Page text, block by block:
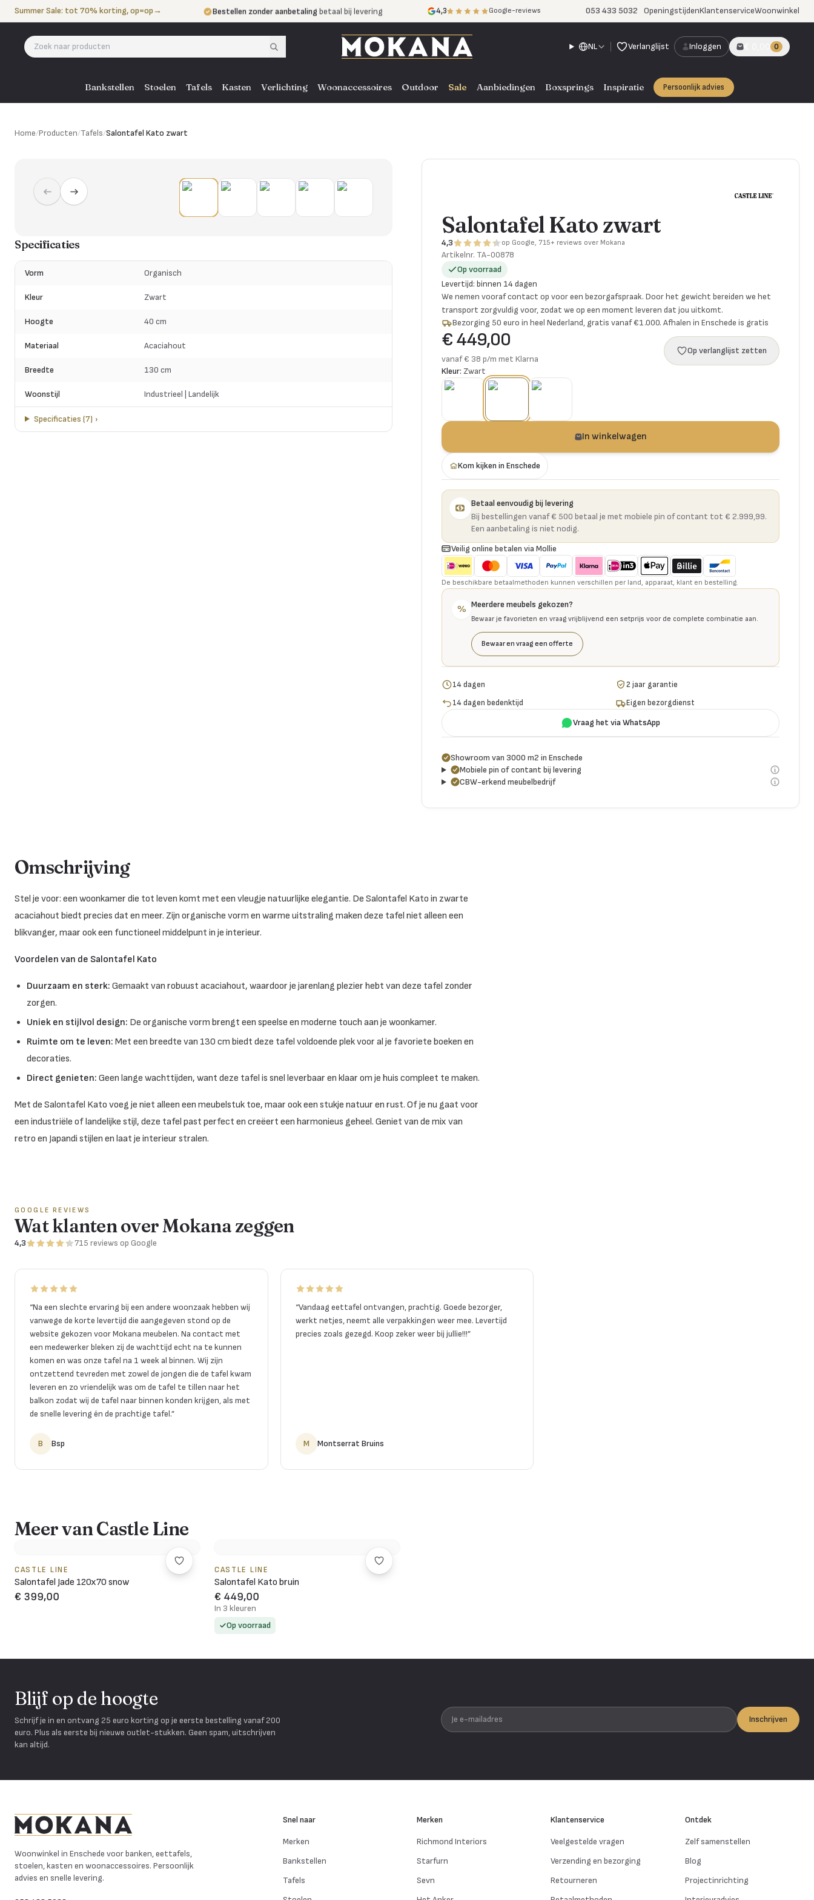
Naar de inhoud
Summer Sale: tot 70% korting, op=op→ Bestellen zonder aanbetaling betaal bij levering
Eigen bezorgdienst door heel NL, BE en DE
4,3 Google-reviews 053 433 5032 OpeningstijdenKlantenserviceWoonwinkel
NL Verlanglijst Inloggen € 0,00 0
Bankstellen Stoelen Tafels Kasten Verlichting Woonaccessoires Outdoor Sale Aanbiedingen Boxsprings Inspiratie Persoonlijk advies
Home/Producten/Tafels/Salontafel Kato zwart
Specificaties
Vorm Organisch
Kleur Zwart
Hoogte 40 cm
Materiaal Acaciahout
Breedte 130 cm
Woonstijl Industrieel | Landelijk
Specificaties (7) ›
Salontafel Kato zwart
4,3 op Google, 715+ reviews over Mokana
Artikelnr. TA-00878
Op voorraad
Levertijd: binnen 14 dagen
We nemen vooraf contact op voor een bezorgafspraak. Door het gewicht bereiden we het
transport zorgvuldig voor, zodat we op een moment leveren dat jou uitkomt.
Bezorging 50 euro in heel Nederland, gratis vanaf €1.000. Afhalen in Enschede is gratis
€ 449,00
vanaf € 38 p/m met Klarna
Op verlanglijst zetten
Kleur: Zwart
In winkelwagen
Kom kijken in Enschede
Betaal eenvoudig bij levering
Bij bestellingen vanaf € 500 betaal je met mobiele pin of contant tot € 2.999,99.
Een aanbetaling is niet nodig.
Veilig online betalen via Mollie
De beschikbare betaalmethoden kunnen verschillen per land, apparaat, klant en bestelling.
% Meerdere meubels gekozen?
Bewaar je favorieten en vraag vrijblijvend een setprijs voor de complete combinatie aan.
Bewaar en vraag een offerte
14 dagen
2 jaar garantie
14 dagen bedenktijd
Eigen bezorgdienst
Vraag het via WhatsApp
Showroom van 3000 m2 in Enschede
Mobiele pin of contant bij levering
CBW-erkend meubelbedrijf
Omschrijving
Stel je voor: een woonkamer die tot leven komt met een vleugje natuurlijke elegantie. De Salontafel Kato in zwarte
acaciahout biedt precies dat en meer. Zijn organische vorm en warme uitstraling maken deze tafel niet alleen een
blikvanger, maar ook een functioneel middelpunt in je interieur.
Voordelen van de Salontafel Kato
Duurzaam en sterk: Gemaakt van robuust acaciahout, waardoor je jarenlang plezier hebt van deze tafel zonder
zorgen.
Uniek en stijlvol design: De organische vorm brengt een speelse en moderne touch aan je woonkamer.
Ruimte om te leven: Met een breedte van 130 cm biedt deze tafel voldoende plek voor al je favoriete boeken en
decoraties.
Direct genieten: Geen lange wachttijden, want deze tafel is snel leverbaar en klaar om je huis compleet te maken.
Met de Salontafel Kato voeg je niet alleen een meubelstuk toe, maar ook een stukje natuur en rust. Of je nu gaat voor
een industriële of landelijke stijl, deze tafel past perfect en creëert een harmonieus geheel. Geniet van de mix van
retro en Japandi stijlen en laat je interieur stralen.
GOOGLE REVIEWS
Wat klanten over Mokana zeggen
4,3 715 reviews op Google
“Na een slechte ervaring bij een andere woonzaak hebben wij
vanwege de korte levertijd die aangegeven stond op de
website gekozen voor Mokana meubelen. Na contact met
een medewerker bleken zij de wachttijd echt na te kunnen
komen en was onze tafel na 1 week al binnen. Wij zijn
ontzettend tevreden met zowel de jongen die de tafel kwam
leveren en zo vriendelijk was om de tafel te tillen naar het
balkon zodat wij de tafel naar binnen konden krijgen, als met
de snelle levering én de prachtige tafel.”
B Bsp
“Vandaag eettafel ontvangen, prachtig. Goede bezorger,
werkt netjes, neemt alle verpakkingen weer mee. Levertijd
precies zoals gezegd. Koop zeker weer bij jullie!!!”
M Montserrat Bruins
Meer van Castle Line
CASTLE LINE
Salontafel Jade 120x70 snow
€ 399,00
CASTLE LINE
Salontafel Kato bruin
€ 449,00
In 3 kleuren
Op voorraad
Blijf op de hoogte
Schrijf je in en ontvang 25 euro korting op je eerste bestelling vanaf 200
euro. Plus als eerste bij nieuwe outlet-stukken. Geen spam, uitschrijven
kan altijd.
Je e-mailadres
Inschrijven
Woonwinkel in Enschede voor banken, eettafels,
stoelen, kasten en woonaccessoires. Persoonlijk
advies en snelle levering.
Snel naar
Merken
Bankstellen
Tafels
Merken
Richmond Interiors
Starfurn
Sevn
Klantenservice
Veelgestelde vragen
Verzending en bezorging
Retourneren
Ontdek
Zelf samenstellen
Blog
Projectinrichting